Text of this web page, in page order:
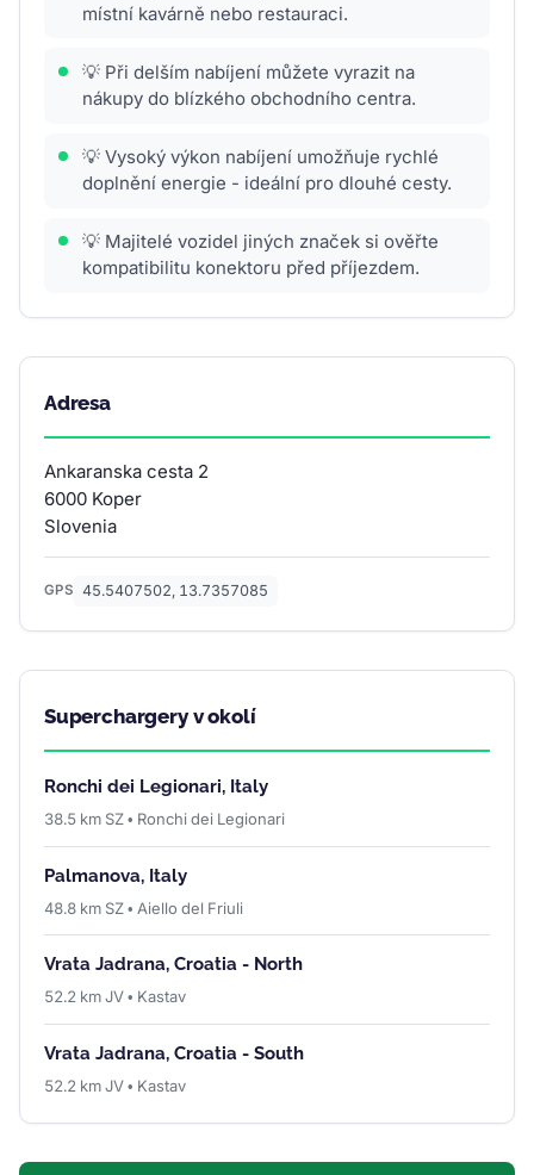
místní kavárně nebo restauraci.
💡 Při delším nabíjení můžete vyrazit na
nákupy do blízkého obchodního centra.
💡 Vysoký výkon nabíjení umožňuje rychlé
doplnění energie - ideální pro dlouhé cesty.
💡 Majitelé vozidel jiných značek si ověřte
kompatibilitu konektoru před příjezdem.
Adresa
Ankaranska cesta 2
6000 Koper
Slovenia
GPS 45.5407502, 13.7357085
Superchargery v okolí
Ronchi dei Legionari, Italy
38.5 km SZ • Ronchi dei Legionari
Palmanova, Italy
48.8 km SZ • Aiello del Friuli
Vrata Jadrana, Croatia - North
52.2 km JV • Kastav
Vrata Jadrana, Croatia - South
52.2 km JV • Kastav